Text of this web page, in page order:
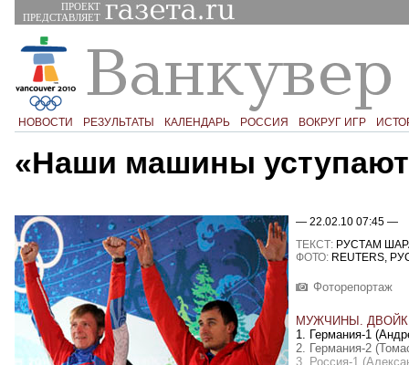
ПРОЕКТ
ПРЕДСТАВЛЯЕТ
НОВОСТИ РЕЗУЛЬТАТЫ КАЛЕНДАРЬ РОССИЯ ВОКРУГ ИГР
«Наши машины
— 22.02.10 07:45 —
ТЕКСТ: РУСТАМ
ФОТО: REUTERS,
Фоторепортаж
МУЖЧИНЫ.
1. Германия-1
2. Германия-2
3. Россия-1